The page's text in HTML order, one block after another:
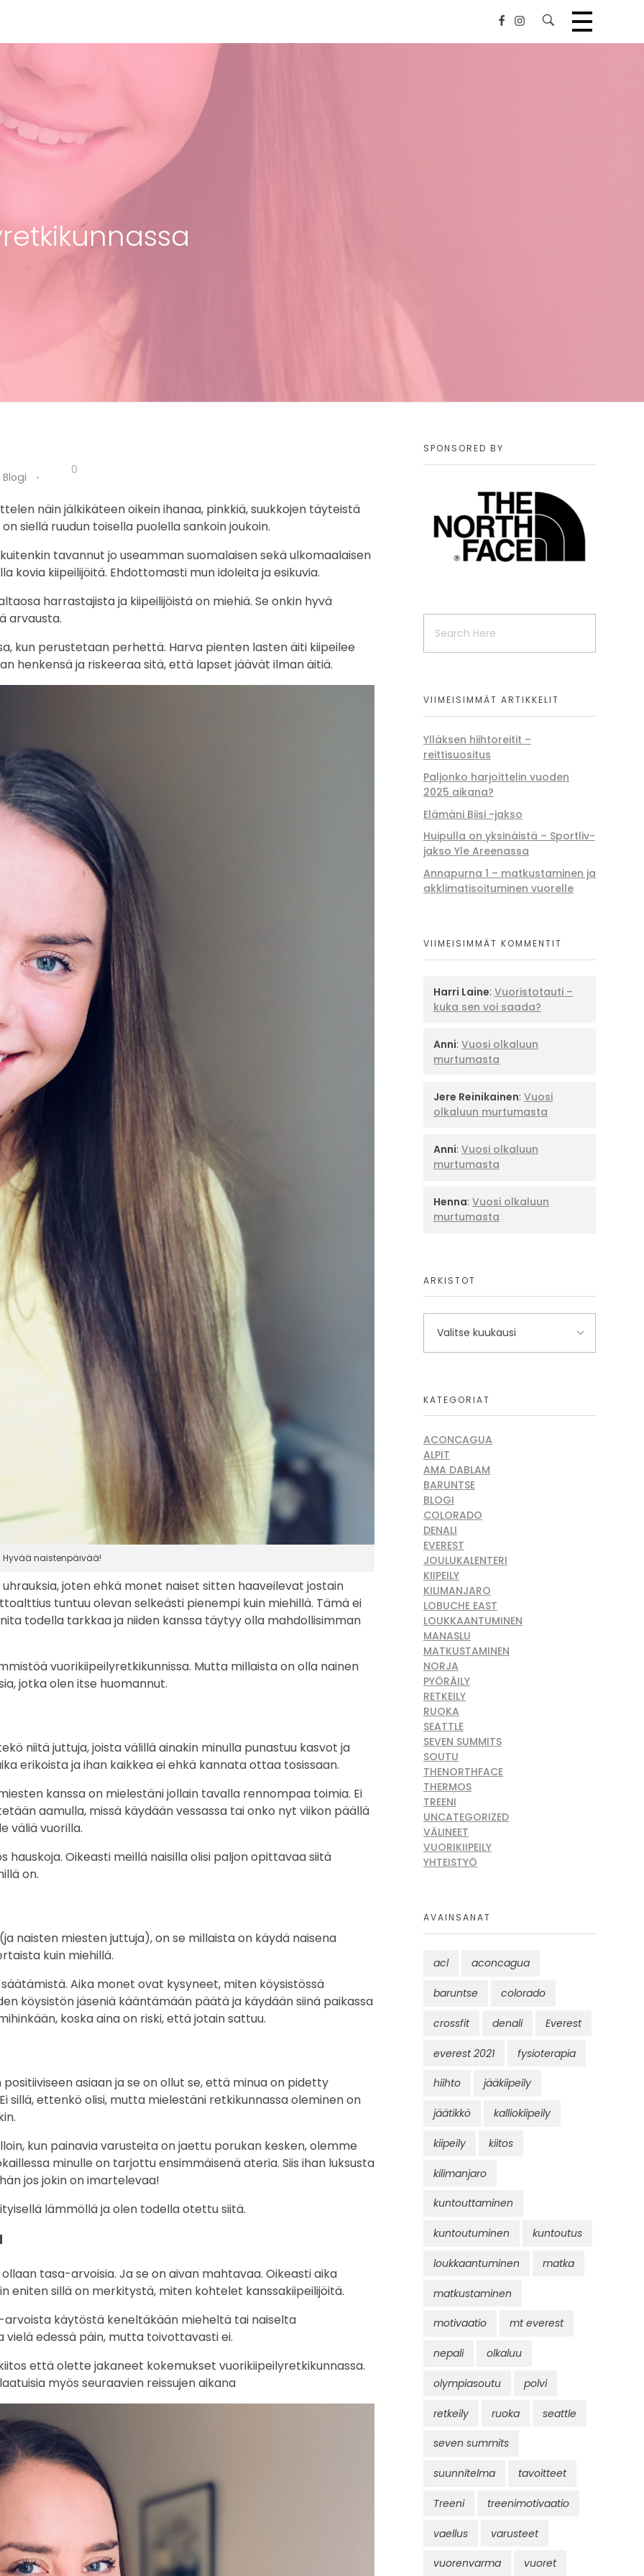
Blogi
0
näin jälkikäteen oikein ihanaa, pinkkiä, suukkojen täyteistä
siellä ruudun toisella puolella sankoin joukoin.
tavannut jo useamman suomalaisen sekä ulkomaalaisen
kovia kiipeilijöitä. Ehdottomasti mun idoleita ja esikuvia.
harrastajista ja kiipeilijöistä on miehiä. Se onkin hyvä
arvausta.
kun perustetaan perhettä. Harva pienten lasten äiti kiipeilee
henkensä ja riskeeraa sitä, että lapset jäävät ilman äitiä.
Hyvää naistenpäivää!
joten ehkä monet naiset sitten haaveilevat jostain
tuntuu olevan selkeästi pienempi kuin miehillä. Tämä ei
todella tarkkaa ja niiden kanssa täytyy olla mahdollisimman
vuorikiipeilyretkikunnissa. Mutta millaista on olla nainen
jotka olen itse huomannut.
niitä juttuja, joista välillä ainakin minulla punastuu kasvot ja
erikoista ja ihan kaikkea ei ehkä kannata ottaa tosissaan.
kanssa on mielestäni jollain tavalla rennompaa toimia. Ei
aamulla, missä käydään vessassa tai onko nyt viikon päällä
väliä vuorilla.
hauskoja. Oikeasti meillä naisilla olisi paljon opittavaa siitä
on.
naisten miesten juttuja), on se millaista on käydä naisena
kuin miehillä.
Aika monet ovat kysyneet, miten köysistössä
köysistön jäseniä kääntämään päätä ja käydään siinä paikassa
koska aina on riski, että jotain sattuu.
asiaan ja se on ollut se, että minua on pidetty
sillä, ettenkö olisi, mutta mielestäni retkikunnassa oleminen on
kun painavia varusteita on jaettu porukan kesken, olemme
minulle on tarjottu ensimmäisenä ateria. Siis ihan luksusta
jos jokin on imartelevaa!
lämmöllä ja olen todella otettu siitä.
tasa-arvoisia. Ja se on aivan mahtavaa. Oikeasti aika
eniten sillä on merkitystä, miten kohtelet kanssakiipeilijöitä.
käytöstä keneltäkään mieheltä tai naiselta
edessä päin, mutta toivottavasti ei.
että olette jakaneet kokemukset vuorikiipeilyretkikunnassa.
myös seuraavien reissujen aikana
SPONSORED BY
VIIMEISIMMÄT ARTIKKELIT
Ylläksen hiihtoreitit –
reittisuositus
Paljonko harjoittelin vuoden
2025 aikana?
Elämäni Biisi -jakso
Huipulla on yksinäistä – Sportliv-
jakso Yle Areenassa
Annapurna 1 – matkustaminen ja
akklimatisoituminen vuorelle
VIIMEISIMMÄT KOMMENTIT
Harri Laine: Vuoristotauti –
kuka sen voi saada?
Anni: Vuosi olkaluun
murtumasta
Jere Reinikainen: Vuosi
olkaluun murtumasta
Anni: Vuosi olkaluun
murtumasta
Henna: Vuosi olkaluun
murtumasta
ARKISTOT
KATEGORIAT
ACONCAGUA
ALPIT
AMA DABLAM
BARUNTSE
BLOGI
COLORADO
DENALI
EVEREST
JOULUKALENTERI
KIIPEILY
KILIMANJARO
LOBUCHE EAST
LOUKKAANTUMINEN
MANASLU
MATKUSTAMINEN
NORJA
PYÖRÄILY
RETKEILY
RUOKA
SEATTLE
SEVEN SUMMITS
SOUTU
THENORTHFACE
THERMOS
TREENI
UNCATEGORIZED
VÄLINEET
VUORIKIIPEILY
YHTEISTYÖ
AVAINSANAT
acl aconcagua
baruntse colorado
crossfit denali Everest
everest 2021 fysioterapia
hiihto jääkiipeily
jäätikkö kalliokiipeily
kiipeily kiitos
kilimanjaro
kuntouttaminen
kuntoutuminen kuntoutus
loukkaantuminen matka
matkustaminen
motivaatio mt everest
nepali olkaluu
olympiasoutu polvi
retkeily ruoka seattle
seven summits
suunnitelma tavoitteet
Treeni treenimotivaatio
vaellus varusteet
vuorenvarma vuoret